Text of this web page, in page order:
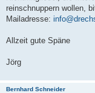
reinschnuppern wollen,
Mailadresse:
Allzeit gute Späne
Jörg
Bernhard Schneider